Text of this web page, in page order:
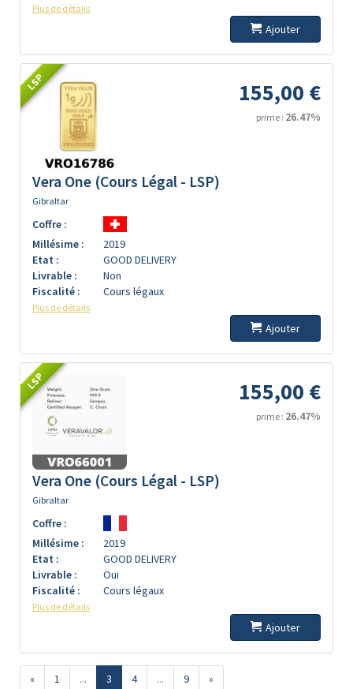
Plus de détails
Ajouter
LSP 155,00 €
prime : 26.47%
Vera One (Cours Légal - LSP)
Gibraltar
Coffre :
Millésime :
2019
Etat :
GOOD DELIVERY
Livrable :
Non
Fiscalité :
Cours légaux
Plus de détails
Ajouter
LSP 155,00 €
prime : 26.47%
Vera One (Cours Légal - LSP)
Gibraltar
Coffre :
Millésime :
2019
Etat :
GOOD DELIVERY
Livrable :
Oui
Fiscalité :
Cours légaux
Plus de détails
Ajouter
« 1 ... 3 4 ... 9 »